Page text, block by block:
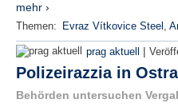
mehr ›
Themen: Evraz Vítkovice Steel ,
prag aktuell |
Polizeirazzia in
Behörden untersuchen